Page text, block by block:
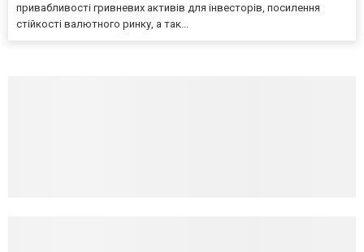
привабливості гривневих активів для інвесторів, посилення
стійкості валютного ринку, а так...